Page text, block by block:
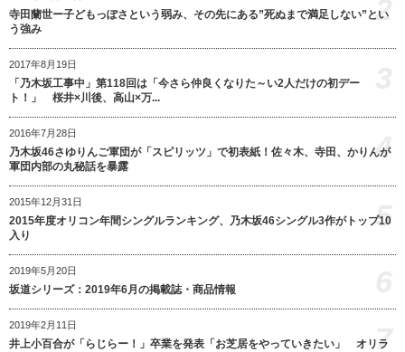
寺田蘭世ー子どもっぽさという弱み、その先にある”死ぬまで満足しない”とい
う強み
2
2017年8月19日
「乃木坂工事中」第118回は「今さら仲良くなりた～い2人だけの初デー
ト！」 桜井×川後、高山×万...
2016年7月28日
乃木坂46さゆりんご軍団が「スピリッツ」で初表紙！佐々木、寺田、かりんが
軍団内部の丸秘話を暴露
4
2015年12月31日
2015年度オリコン年間シングルランキング、乃木坂46シングル3作がトップ10
入り
5
2019年5月20日
坂道シリーズ：2019年6月の掲載誌・商品情報
2019年2月11日
井上小百合が「らじらー！」卒業を発表「お芝居をやっていきたい」 オリラ
7